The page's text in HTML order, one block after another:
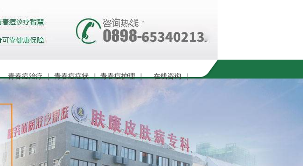
青春痘治疗｜青春痘症状｜青春痘护理｜在线咨询｜